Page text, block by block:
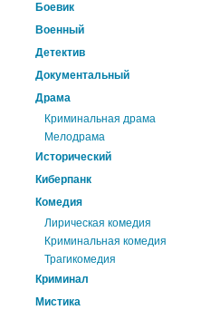
Боевик
Военный
Детектив
Документальный
Драма
Криминальная драма
Мелодрама
Исторический
Киберпанк
Комедия
Лирическая комедия
Криминальная комедия
Трагикомедия
Криминал
Мистика